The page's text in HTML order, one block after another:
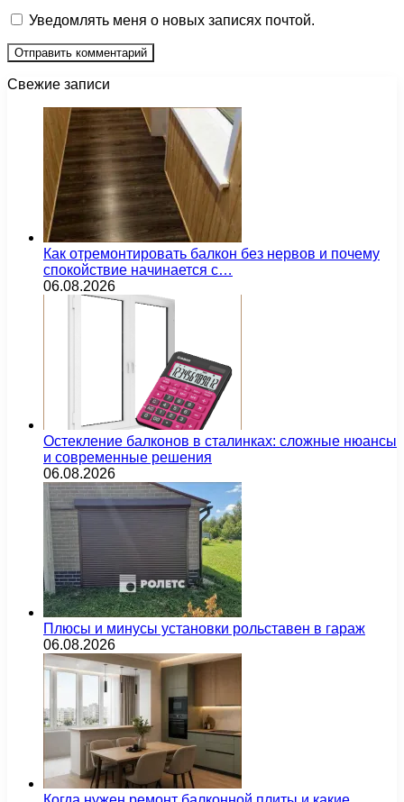
Уведомлять меня о новых записях почтой.
Свежие записи
Как отремонтировать балкон без нервов и почему
спокойствие начинается с…
06.08.2026
Остекление балконов в сталинках: сложные нюансы
и современные решения
06.08.2026
Плюсы и минусы установки рольставен в гараж
06.08.2026